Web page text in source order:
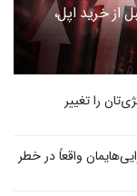
از خرید اپل،
را تغییر
واقعاً در خطر